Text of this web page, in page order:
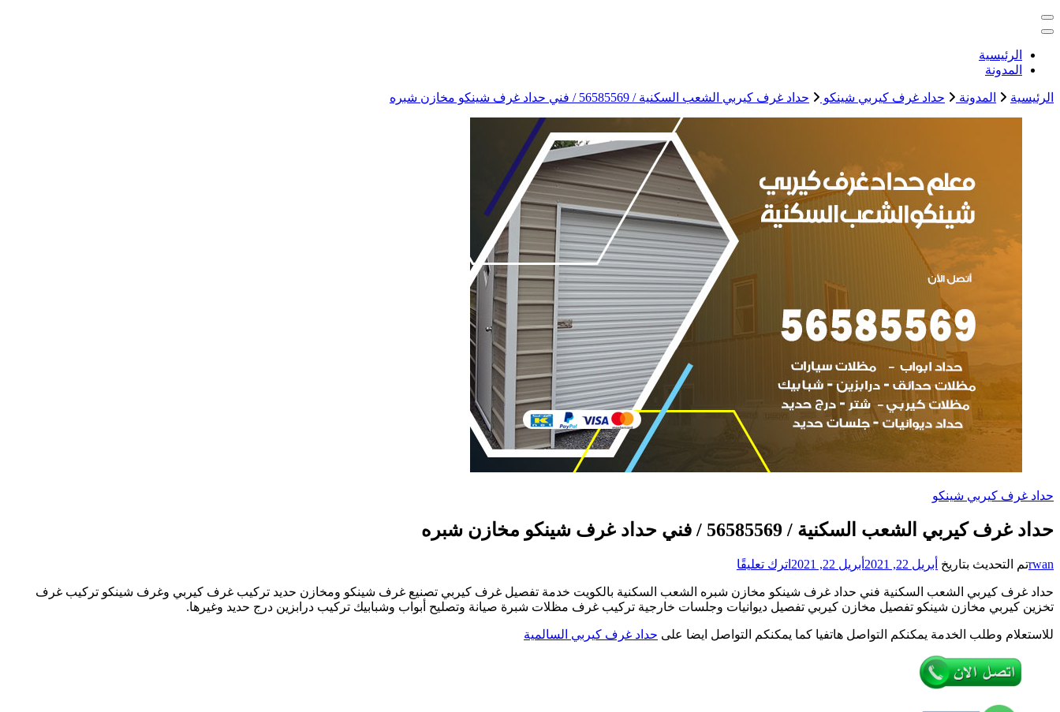
التجاوز
إلى
الكويت
خدمات منزلية بالكويت شراء بيع فك نقل تركيب صيانة تصليح اثاث عفش
الرئيسية
المدونة
الرئيسية المدونة حداد غرف كيربي شينكو حداد غرف كيربي الشعب السكنية / 56585569 / فني حداد غرف شينكو مخازن شبره
حداد غرف كيربي شينكو
حداد غرف كيربي الشعب السكنية / 56585569 / فني حداد غرف شينكو مخازن شبره
rwanتم التحديث بتاريخ أبريل 22, 2021 أبريل 22, 2021 اترك تعليقًا
غرف
كيربي
السكنية
حداد غرف كيربي الشعب السكنية فني حداد غرف شينكو مخازن شبره الشعب السكنية بالكويت خدمة تفصيل غرف كيربي تصنيع غرف شينكو ومخازن حديد تركيب غرف كيربي وغرف شينكو تركيب غرف
تخزين كيربي مخازن شينكو تفصيل مخازن كيربي تفصيل ديوانيات وجلسات خارجية تركيب غرف مظلات شبرة صيانة وتصليح أبواب وشبابيك تركيب درابزين درج حديد وغيرها.
للاستعلام وطلب الخدمة يمكنكم التواصل هاتفيا كما يمكنكم التواصل ايضا على حداد غرف كيربي السالمية